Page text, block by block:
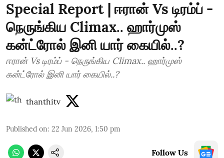
Special Report | ஈரான் Vs டிரம்ப் -
நெருங்கிய Climax.. ஹார்முஸ்
கன்ட்ரோல் இனி யார் கையில்..?
ஈரான் Vs டிரம்ப் - நெருங்கிய Climax.. ஹார்முஸ்
கன்ட்ரோல் இனி யார் கையில்..?
thanthitv
Published on: 22 Jun 2026, 1:50 pm
Follow Us